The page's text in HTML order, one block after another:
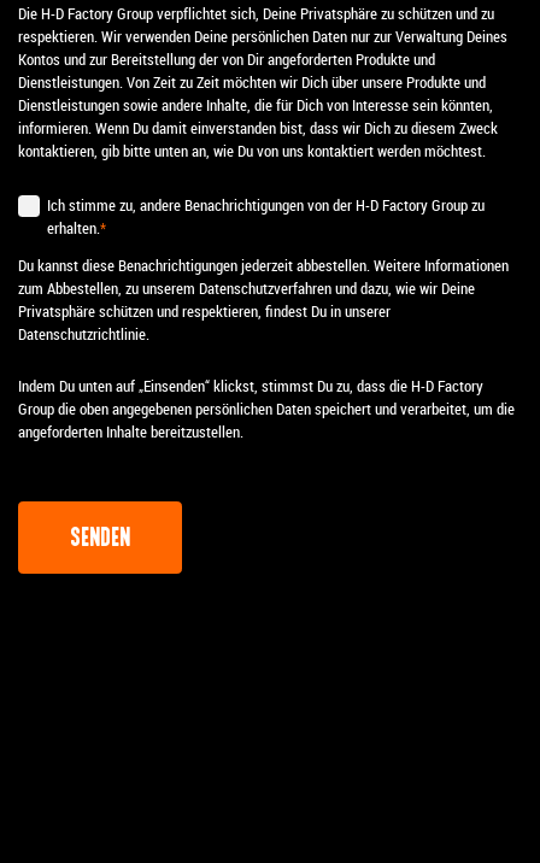
Die H-D Factory Group verpflichtet sich, Deine Privatsphäre zu schützen und zu
respektieren. Wir verwenden Deine persönlichen Daten nur zur Verwaltung Deines
Kontos und zur Bereitstellung der von Dir angeforderten Produkte und
Dienstleistungen. Von Zeit zu Zeit möchten wir Dich über unsere Produkte und
Dienstleistungen sowie andere Inhalte, die für Dich von Interesse sein könnten,
informieren. Wenn Du damit einverstanden bist, dass wir Dich zu diesem Zweck
kontaktieren, gib bitte unten an, wie Du von uns kontaktiert werden möchtest.
Ich stimme zu, andere Benachrichtigungen von der H-D Factory Group zu
erhalten.*
Du kannst diese Benachrichtigungen jederzeit abbestellen. Weitere Informationen
zum Abbestellen, zu unserem Datenschutzverfahren und dazu, wie wir Deine
Privatsphäre schützen und respektieren, findest Du in unserer
Datenschutzrichtlinie.
Indem Du unten auf „Einsenden“ klickst, stimmst Du zu, dass die H-D Factory
Group die oben angegebenen persönlichen Daten speichert und verarbeitet, um die
angeforderten Inhalte bereitzustellen.